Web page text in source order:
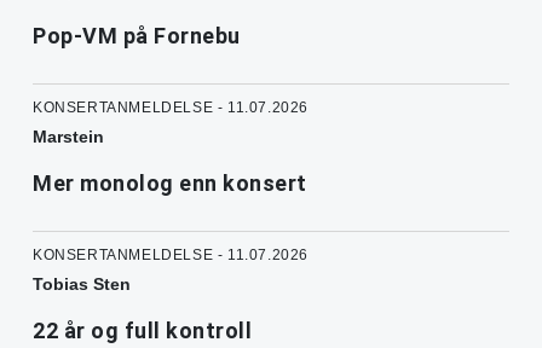
Pop-VM på Fornebu
KONSERTANMELDELSE - 11.07.2026
Marstein
Mer monolog enn konsert
KONSERTANMELDELSE - 11.07.2026
Tobias Sten
22 år og full kontroll